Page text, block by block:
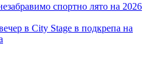
спортно лято на 2026
в City Stage в подкрепа на